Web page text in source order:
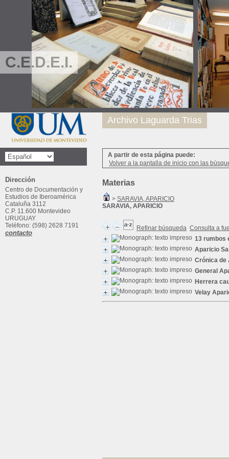
C.E.D.E.I.
A partir de esta página puede:
Volver a la pantalla de inicio con las
Materias
> SARAVIA, APARICIO
SARAVIA, APARICIO
Refinar búsqueda Consulta a
13 rumbos
Aparicio
Crónica de
General
Herrera
Velay
Archivo Laguarda Trias
Dirección
Centro de Documentación y
Estudios de Iberoamérica
Cataluña 3112
C.P. 11.600 Montevideo
URUGUAY
Teléfono: (598) 2628 7191
contacto